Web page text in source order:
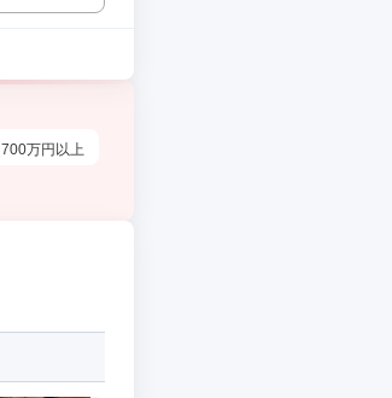
700万円以上